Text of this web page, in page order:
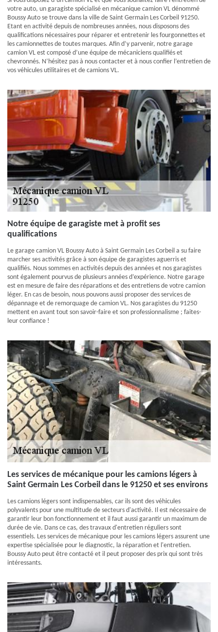
votre auto, un garagiste spécialisé en mécanique camion VL dénommé
Boussy Auto se trouve dans la ville de Saint Germain Les Corbeil 91250.
Etant en activité depuis de nombreuses années, nous disposons des
qualifications nécessaires pour réparer et entretenir les fourgonnettes et
les camionnettes de toutes marques. Afin d’y parvenir, notre garage
camion VL est composé d’une équipe de mécaniciens qualifiés et
chevronnés. N’hésitez pas à nous contacter et à nous confier l’entretien de
vos véhicules utilitaires et de camions VL.
Notre équipe de garagiste met à profit ses
qualifications
Le garage camion VL Boussy Auto à Saint Germain Les Corbeil a su faire
marcher ses activités grâce à son équipe de garagistes aguerris et
qualifiés. Nous sommes en activités depuis des années et nos garagistes
sont également pourvus de plusieurs années d’expérience. Notre garage
est en mesure de faire des réparations et des entretiens de votre camion
léger. En cas de besoin, nous pouvons aussi proposer des services de
dépannage et de remorquage de camion VL. Nos garagistes du 91250
mettent en avant tout son savoir-faire et son professionnalisme ; faites-
leur confiance !
Les services de mécanique pour les camions légers à
Saint Germain Les Corbeil dans le 91250 et ses environs
Les camions légers sont indispensables, car ils sont des véhicules
polyvalents pour une multitude de secteurs d'activité. Il est nécessaire de
garantir leur bon fonctionnement et il faut aussi garantir un maximum de
durée de vie. Dans ce cas, des travaux d'entretien réguliers sont
essentiels. Les services de mécanique pour les camions légers assurent une
expertise spécialisée pour le diagnostic, la réparation et l'entretien.
Boussy Auto peut être contacté et il peut proposer des prix qui sont très
intéressants.